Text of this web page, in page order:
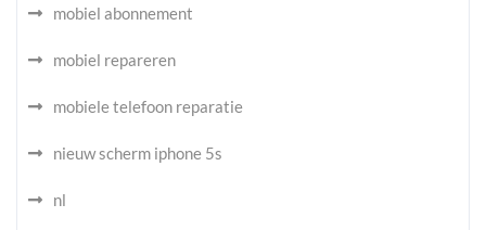
mobiel abonnement
mobiel repareren
mobiele telefoon reparatie
nieuw scherm iphone 5s
nl